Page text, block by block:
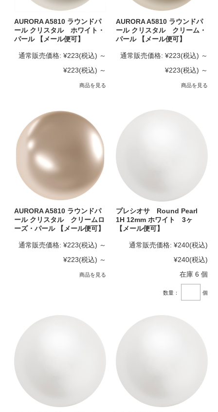
AURORA A5810 ラウンドパ
ール クリスタル ホワイト・
パール 【メール便可】
通常販売価格: ¥223(税込) ～
¥223(税込) ～
商品を見る
AURORA A5810 ラウンドパ
ール クリスタル クリーム・
パール 【メール便可】
通常販売価格: ¥223(税込) ～
¥223(税込) ～
商品を見る
AURORA A5810 ラウンドパ
ール クリスタル クリームロ
ーズ・パール 【メール便可】
通常販売価格: ¥223(税込) ～
¥223(税込) ～
商品を見る
プレシオサ Round Pearl
1H 12mm ホワイト 3ヶ
【メール便可】
通常販売価格: ¥240(税込)
¥240(税込)
在庫 6 個
数量： 個